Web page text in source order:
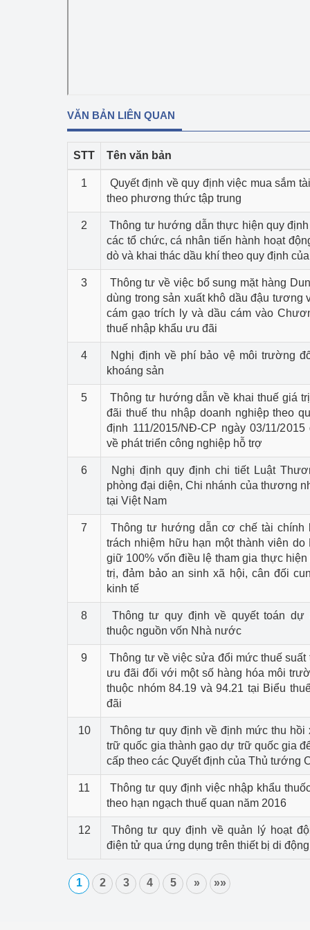
VĂN BẢN LIÊN QUAN
STT Tên văn bản
1
Quyết định về quy định việc mua sắm
theo phương thức tập trung
2
Thông tư hướng dẫn thực hiện quy
các tổ chức, cá nhân tiến hành hoạt
dò và khai thác dầu khí theo quy định
3
Thông tư về việc bổ sung mặt hàng
dùng trong sản xuất khô dầu đậu tương
cám gạo trích ly và dầu cám vào
thuế nhập khẩu ưu đãi
4
Nghị định về phí bảo vệ môi trường
khoáng sản
5
Thông tư hướng dẫn về khai thuế giá
đãi thuế thu nhập doanh nghiệp theo
định 111/2015/NĐ-CP ngày 03/11/
về phát triển công nghiệp hỗ trợ
6
Nghị định quy định chi tiết Luật
phòng đại diện, Chi nhánh của thương
tại Việt Nam
7
Thông tư hướng dẫn cơ chế tài chính
trách nhiệm hữu hạn một thành viên
giữ 100% vốn điều lệ tham gia thực hiện
trị, đảm bảo an sinh xã hội, cân đối
kinh tế
8
Thông tư quy định về quyết toán dự
thuộc nguồn vốn Nhà nước
9
Thông tư về việc sửa đổi mức thuế suất
ưu đãi đối với một số hàng hóa môi
thuộc nhóm 84.19 và 94.21 tại Biểu
đãi
10
Thông tư quy định về định mức thu hồi
trữ quốc gia thành gạo dự trữ quốc gia
cấp theo các Quyết định của Thủ tướng
11
Thông tư quy định việc nhập khẩu
theo hạn ngạch thuế quan năm 2016
12
Thông tư quy định về quản lý hoạt
điện tử qua ứng dụng trên thiết bị di động
1 2 3 4 5 » »»